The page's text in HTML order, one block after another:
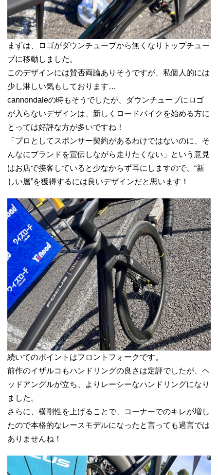
まずは、ロゴがダウンチューブから無くなりトップチュー
ブに移動しました。
このデザインには賛否両論ありそうですが、私個人的には
少し淋しい気もしております…
cannondaleの時もそうでしたが、ダウンチューブにロゴ
が入らないデザインは、新しくロードバイクを始める方に
とっては好評な方が多いですね！
「プロとしてスポンサー契約があるわけではないのに、そ
んなにブランドを宣伝しながら走りたくない」という意見
はお店で接客していると少なからず耳にしますので、“新
しい層”を獲得するには良いデザインだと思います！
続いてのポイントはフロントフォークです。
前作のイザルコもハンドリングの良さは定評でしたが、ヘ
ッドアングルが立ち、よりレーシーなハンドリングになり
ました。
さらに、横剛性を上げることで、コーナーでのキレが増し
たので本格的なレースモデルになったと言っても過言では
ありませんね！